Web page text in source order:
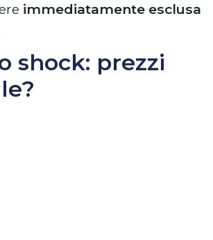
immediatamente esclusa
shock: prezzi